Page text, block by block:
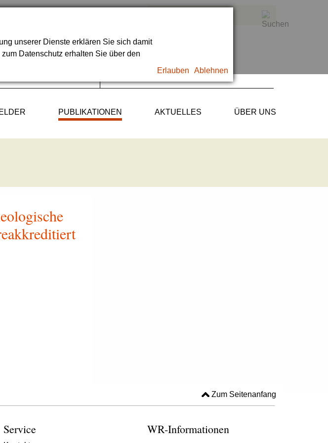
unserer Dienste erklären Sie sich damit
Datenschutz erhalten Sie über den
Erlauben Ablehnen
PUBLIKATIONEN AKTUELLES ÜBER UNS
Zum Seitenanfang
Service WR-Informationen